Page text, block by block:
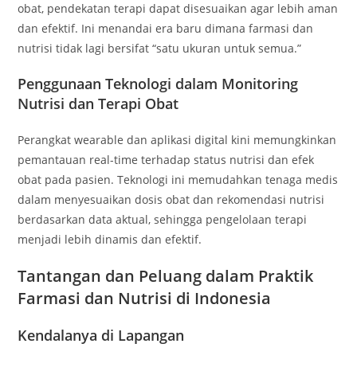
obat, pendekatan terapi dapat disesuaikan agar lebih aman
dan efektif. Ini menandai era baru dimana farmasi dan
nutrisi tidak lagi bersifat “satu ukuran untuk semua.”
Penggunaan Teknologi dalam Monitoring
Nutrisi dan Terapi Obat
Perangkat wearable dan aplikasi digital kini memungkinkan
pemantauan real-time terhadap status nutrisi dan efek
obat pada pasien. Teknologi ini memudahkan tenaga medis
dalam menyesuaikan dosis obat dan rekomendasi nutrisi
berdasarkan data aktual, sehingga pengelolaan terapi
menjadi lebih dinamis dan efektif.
Tantangan dan Peluang dalam Praktik
Farmasi dan Nutrisi di Indonesia
Kendalanya di Lapangan